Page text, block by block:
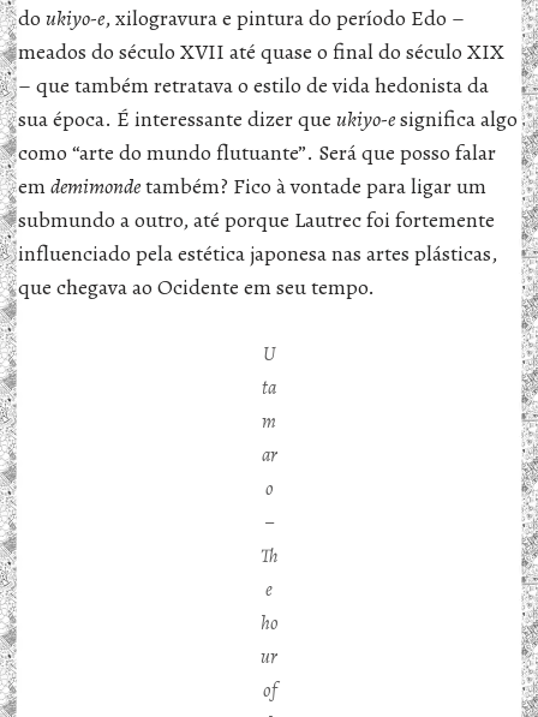
do ukiyo-e, xilogravura e pintura do período Edo –
meados do século XVII até quase o final do século XIX
– que também retratava o estilo de vida hedonista da
sua época. É interessante dizer que ukiyo-esignifica algo
como “arte do mundo flutuante”. Será que posso falar
emdemimondetambém? Fico à vontade para ligar um
submundo a outro, até porque Lautrec foi fortemente
influenciado pela estética japonesa nas artes plásticas,
que chegava ao Ocidente em seu tempo.
U
ta
m
ar
o
–
Th
e
ho
ur
of